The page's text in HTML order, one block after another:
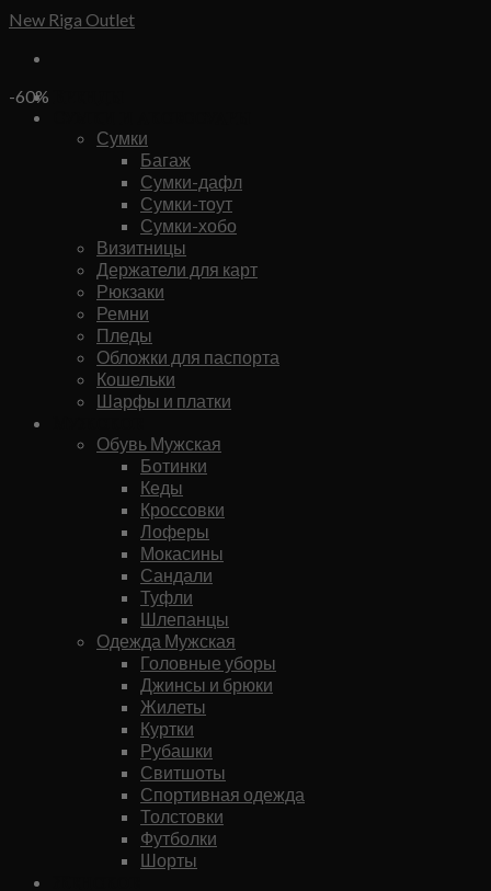
Skip
content
New Riga Outlet
Сумки
Багаж
Сумки-дафл
Сумки-тоут
Сумки-хобо
Визитницы
Держатели для карт
Рюкзаки
Ремни
Пледы
Обложки для паспорта
Кошельки
Шарфы и платки
Обувь Мужская
Ботинки
Кеды
Кроссовки
Лоферы
Мокасины
Сандали
Туфли
Шлепанцы
Одежда Мужская
Головные уборы
Джинсы и брюки
Жилеты
Куртки
Рубашки
Свитшоты
Спортивная одежда
Толстовки
Футболки
Шорты
-60%